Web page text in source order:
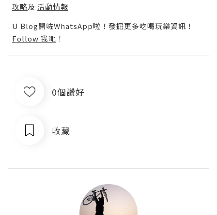
攻略及 活動情報
U Blog開咗WhatsApp啦！發掘更多吃喝玩樂資訊！
Follow 我哋 ！
0個讚好
收藏